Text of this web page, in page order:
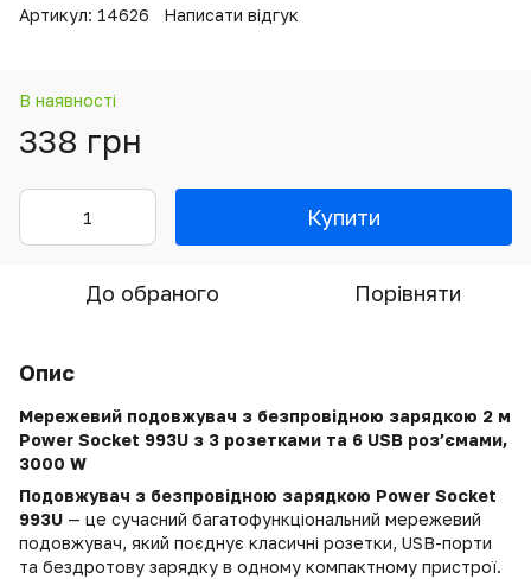
Артикул: 14626 Написати відгук
В наявності
338 грн
Купити
До обраного Порівняти
Опис
Мережевий подовжувач з безпровідною зарядкою 2 м
Power Socket 993U з 3 розетками та 6 USB роз’ємами,
3000 W
Подовжувач з безпровідною зарядкою Power Socket
993U — це сучасний багатофункціональний мережевий
подовжувач, який поєднує класичні розетки, USB-порти
та бездротову зарядку в одному компактному пристрої.